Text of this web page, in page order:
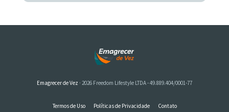
Emagrecer de Vez · 2026 Freedom Lifestyle LTDA - 49.889.404/0001-77
Termos de Uso Políticas de Privacidade Contato